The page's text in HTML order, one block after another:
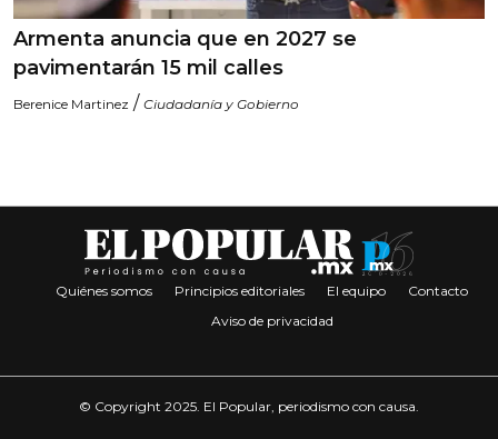
Armenta anuncia que en 2027 se
pavimentarán 15 mil calles
Berenice Martinez / Ciudadanía y Gobierno
Quiénes somos Principios editoriales El equipo
Contacto
Aviso de privacidad
© Copyright 2025. El Popular, periodismo con causa.